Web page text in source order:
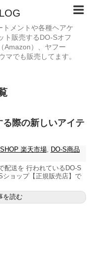
メントや各種ヘアケ
ト販売するDO-Sオフ
Amazon）、ヤフー
マでも販売してます。
際の新しいアイテ
楽天市場,
DO-S商品
配送を 行われているDO-S
ショップ【正規販売店】で
を読む